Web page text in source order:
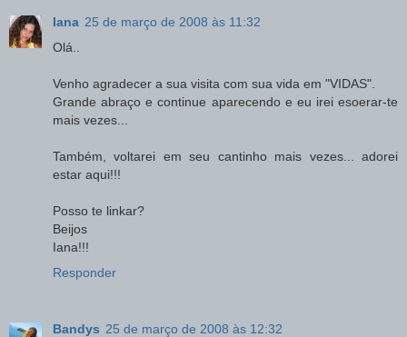
Iana 25 de março de 2008 às 11:32
Olá..
Venho agradecer a sua visita com sua vida em "VIDAS".
Grande abraço e continue aparecendo e eu irei esoerar-te
mais vezes...
Também, voltarei em seu cantinho mais vezes... adorei
estar aqui!!!
Posso te linkar?
Beijos
Iana!!!
Responder
Bandys 25 de março de 2008 às 12:32